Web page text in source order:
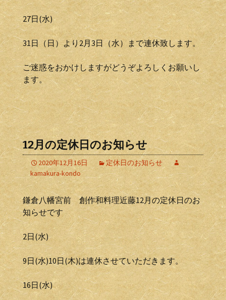
27日(水)
31日（日）より2月3日（水）まで連休致します。
ご迷惑をおかけしますがどうぞよろしくお願いし
ます。
12月の定休日のお知らせ
2020年12月16日
定休日のお知らせ
kamakura-kondo
鎌倉八幡宮前 創作和料理近藤12月の定休日のお
知らせです
2日(水)
9日(水)10日(木)は連休させていただきます。
16日(水)